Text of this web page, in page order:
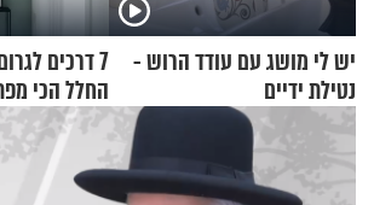
יש לי מושג עם עודד הרוש -
נטילת ידיים
7 דרכים
החלל הכי